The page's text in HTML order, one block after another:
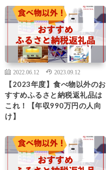
2022.06.12 2023.09.12
【2023年度】食べ物以外のお
すすめふるさと納税返礼品は
これ！【年収990万円の人向
け】